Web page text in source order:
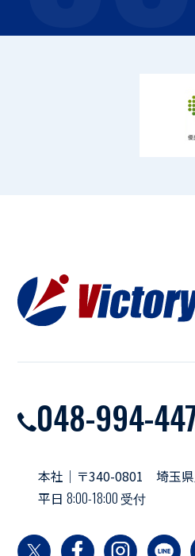
048-994-
本社｜〒340-0801 埼玉
平日 8:00-18:00 受付